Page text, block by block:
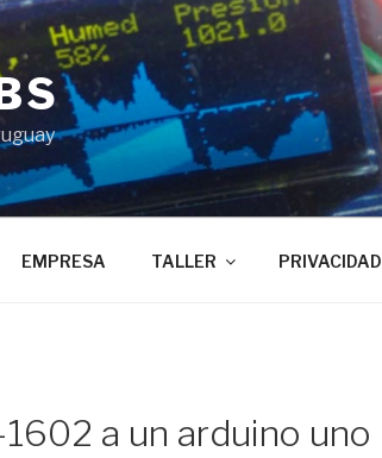
EMPRESA TALLER PRIVACIDAD
a un arduino uno